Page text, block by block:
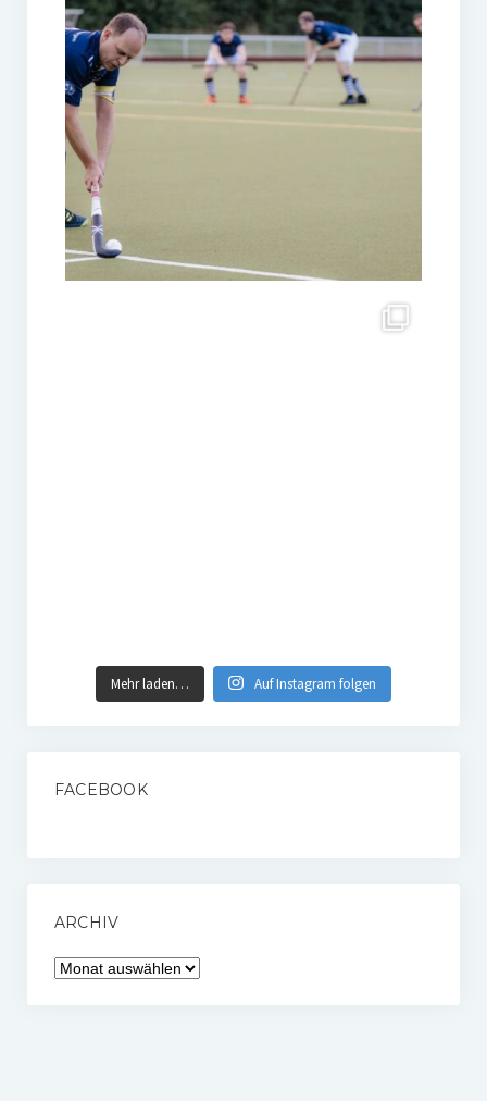
Mehr laden… Auf Instagram folgen
FACEBOOK
ARCHIV
Archiv